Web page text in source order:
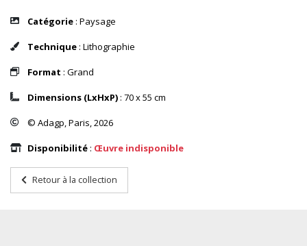
Catégorie : Paysage
Technique : Lithographie
Format : Grand
Dimensions (LxHxP) : 70 x 55 cm
© Adagp, Paris, 2026
Disponibilité : Œuvre indisponible
Retour à la collection